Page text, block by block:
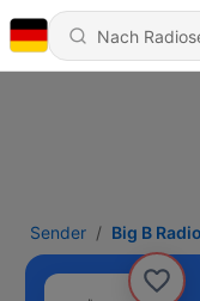
Sender Big B